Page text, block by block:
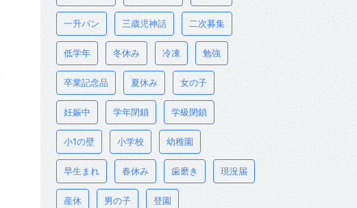
一升パン 三歳児神話 二次募集
低学年 冬休み 冷凍 勉強
卒業記念品 夏休み 女の子
妊娠中 学年閉鎖 学級閉鎖
小1の壁 小学校 幼稚園
早生まれ 春休み 歯磨き 現況届
産休 男の子 登園